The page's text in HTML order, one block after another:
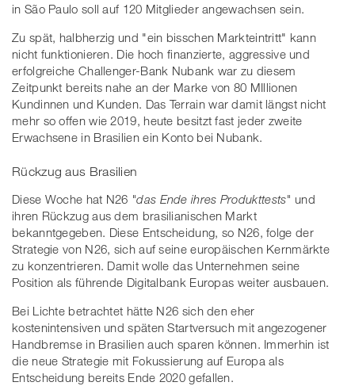
in São Paulo soll auf 120 Mitglieder angewachsen sein.
Zu spät, halbherzig und "ein bisschen Markteintritt" kann
nicht funktionieren. Die hoch finanzierte, aggressive und
erfolgreiche Challenger-Bank Nubank war zu diesem
Zeitpunkt bereits nahe an der Marke von 80 MIllionen
Kundinnen und Kunden. Das Terrain war damit längst nicht
mehr so offen wie 2019, heute besitzt fast jeder zweite
Erwachsene in Brasilien ein Konto bei Nubank.
Rückzug aus Brasilien
Diese Woche hat N26 "das Ende ihres Produkttests" und
ihren Rückzug aus dem brasilianischen Markt
bekanntgegeben. Diese Entscheidung, so N26, folge der
Strategie von N26, sich auf seine europäischen Kernmärkte
zu konzentrieren. Damit wolle das Unternehmen seine
Position als führende Digitalbank Europas weiter ausbauen.
Bei Lichte betrachtet hätte N26 sich den eher
kostenintensiven und späten Startversuch mit angezogener
Handbremse in Brasilien auch sparen können. Immerhin ist
die neue Strategie mit Fokussierung auf Europa als
Entscheidung bereits Ende 2020 gefallen.